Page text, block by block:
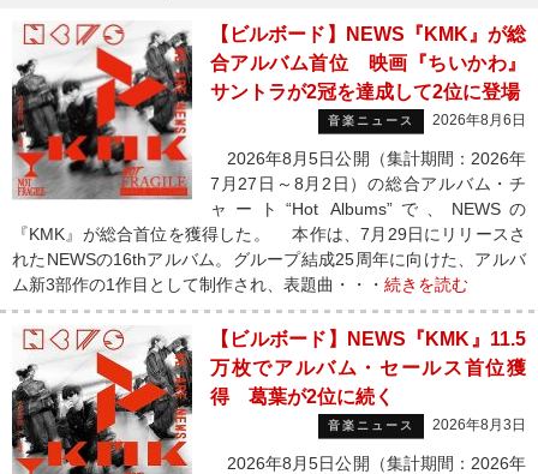
【ビルボード】NEWS『KMK』が総
合アルバム首位 映画『ちいかわ』
サントラが2冠を達成して2位に登場
音楽ニュース 2026年8月6日
2026年8月5日公開（集計期間：2026年
7月27日～8月2日）の総合アルバム・チ
ャート“Hot Albums”で、NEWSの
『KMK』が総合首位を獲得した。 本作は、7月29日にリリースさ
れたNEWSの16thアルバム。グループ結成25周年に向けた、アルバ
ム新3部作の1作目として制作され、表題曲・・・ 続きを読む
【ビルボード】NEWS『KMK』11.5
万枚でアルバム・セールス首位獲
得 葛葉が2位に続く
音楽ニュース 2026年8月3日
2026年8月5日公開（集計期間：2026年